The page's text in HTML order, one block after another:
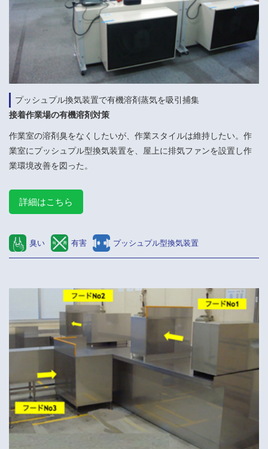
プッシュプル換気装置で有機溶剤蒸気を吸引捕集
接着作業場の有機溶剤対策
作業室の溶剤臭をなくしたいが、作業スタイルは維持したい。作
業室にプッシュプル型換気装置を、屋上に排気ファンを設置し作
業環境改善を図った。
詳細はこちら
臭い 有害 プッシュプル型換気装置